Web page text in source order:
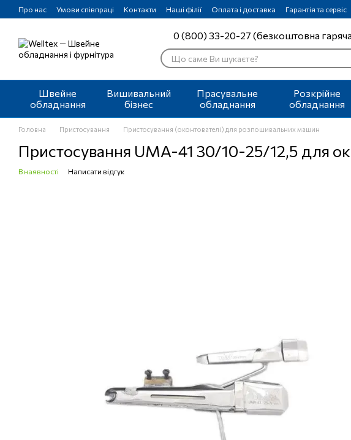
Перейти до основного контенту
Про нас Умови співпраці Контакти Наші філії Оплата і доставка Гарантія та сервіс
0 (800) 33-20-27 (безкоштовна гаряча
Швейне
обладнання
Вишивальний
бізнес
Прасувальне
обладнання
Розкрійне
обладнання
Головна Пристосування Пристосування (оконтователі) для розпошивальних машин
Пристосування UMA-41 30/10-25/12,5 для
В наявності Написати відгук